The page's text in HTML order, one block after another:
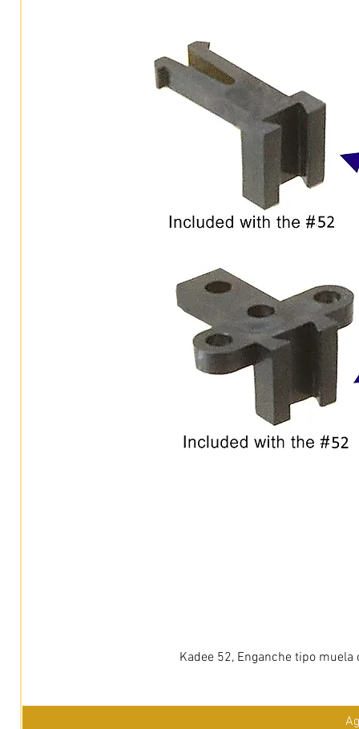
Kadee 52, Enganche tipo